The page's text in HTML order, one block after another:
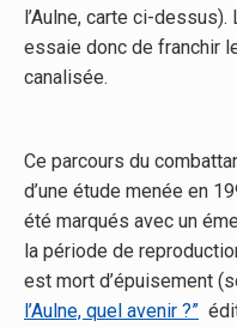
l’Aulne, carte ci-
essaie donc de franchir
canalisée.
Ce parcours du
d’une étude menée en
été marqués avec un
la période de
est mort d’épuisement
l’Aulne, quel avenir ?”